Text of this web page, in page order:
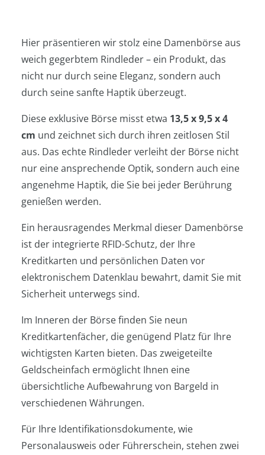
Hier präsentieren wir stolz eine Damenbörse aus
weich gegerbtem Rindleder – ein Produkt, das
nicht nur durch seine Eleganz, sondern auch
durch seine sanfte Haptik überzeugt.
Diese exklusive Börse misst etwa 13,5 x 9,5 x 4
cm und zeichnet sich durch ihren zeitlosen Stil
aus. Das echte Rindleder verleiht der Börse nicht
nur eine ansprechende Optik, sondern auch eine
angenehme Haptik, die Sie bei jeder Berührung
genießen werden.
Ein herausragendes Merkmal dieser Damenbörse
ist der integrierte RFID-Schutz, der Ihre
Kreditkarten und persönlichen Daten vor
elektronischem Datenklau bewahrt, damit Sie mit
Sicherheit unterwegs sind.
Im Inneren der Börse finden Sie neun
Kreditkartenfächer, die genügend Platz für Ihre
wichtigsten Karten bieten. Das zweigeteilte
Geldscheinfach ermöglicht Ihnen eine
übersichtliche Aufbewahrung von Bargeld in
verschiedenen Währungen.
Für Ihre Identifikationsdokumente, wie
Personalausweis oder Führerschein, stehen zwei